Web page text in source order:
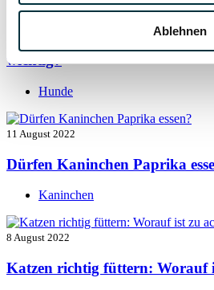
Ablehnen
13 August 2022
wichtig?
Hunde
11 August 2022
Dürfen Kaninchen Paprika
Kaninchen
8 August 2022
Katzen richtig füttern: Worauf